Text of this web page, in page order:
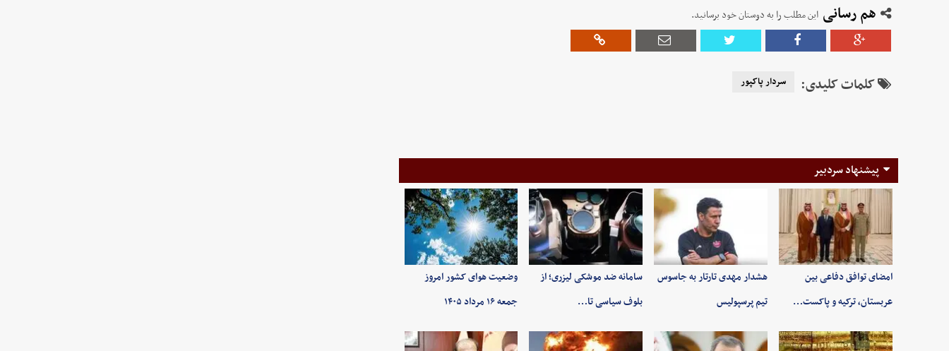
هم رسانی این مطلب را به دوستان خود برسانید.
کلمات کلیدی: سردار پاکپور
پیشنهاد سردبیر
امضای توافق دفاعی بین
عربستان، ترکیه و پاکست…
هشدار مهدی تارتار به جاسوس
تیم پرسپولیس
سامانه ضد موشکی لیزری؛ از
بلوف سیاسی تا…
وضعیت هوای کشور امروز
جمعه ۱۶ مرداد ۱۴۰۵